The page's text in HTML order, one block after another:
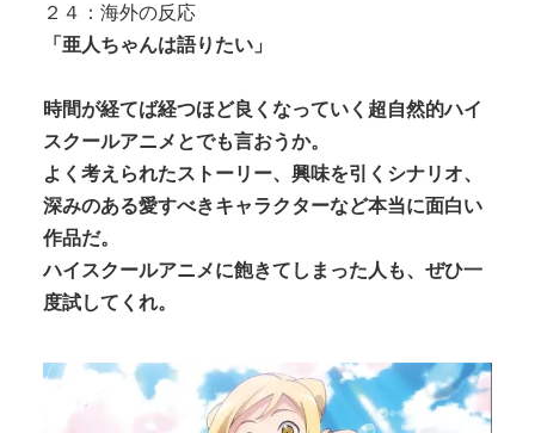
２４：海外の反応
「亜人ちゃんは語りたい」
時間が経てば経つほど良くなっていく超自然的ハイ
スクールアニメとでも言おうか。
よく考えられたストーリー、興味を引くシナリオ、
深みのある愛すべきキャラクターなど本当に面白い
作品だ。
ハイスクールアニメに飽きてしまった人も、ぜひ一
度試してくれ。